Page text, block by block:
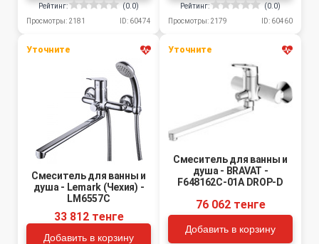
Рейтинг:
(0.0)
Просмотры: 2181
ID: 60474
Рейтинг:
(0.0)
Просмотры: 2179
ID: 60460
Уточните
Смеситель для ванны и
душа - Lemark (Чехия) -
LM6557C
33 812 тенге
Добавить в корзину
Уточните
Смеситель для ванны и
душа - BRAVAT -
F648162C-01A DROP-D
76 062 тенге
Добавить в корзину